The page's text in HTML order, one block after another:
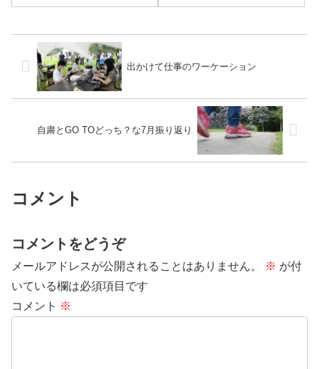
出かけて仕事のワーケーション
自粛とGO TOどっち？な7月振り返り
コメント
コメントをどうぞ
メールアドレスが公開されることはありません。 ※ が付
いている欄は必須項目です
コメント ※